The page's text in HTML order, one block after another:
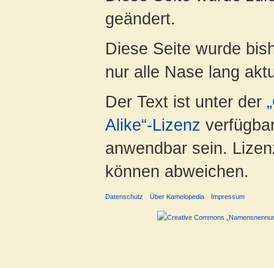
geändert.
Diese Seite wurde
nur alle Nase lang
Der Text ist unter der
Alike“-Lizenz
anwendbar sein.
können abweichen.
Datenschutz Über Kamelopedia Impressum